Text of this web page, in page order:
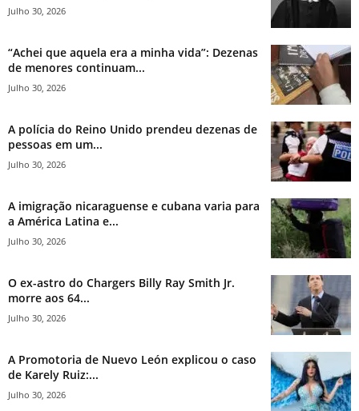
Julho 30, 2026
“Achei que aquela era a minha vida”: Dezenas
de menores continuam...
Julho 30, 2026
A polícia do Reino Unido prendeu dezenas de
pessoas em um...
Julho 30, 2026
A imigração nicaraguense e cubana varia para
a América Latina e...
Julho 30, 2026
O ex-astro do Chargers Billy Ray Smith Jr.
morre aos 64...
Julho 30, 2026
A Promotoria de Nuevo León explicou o caso
de Karely Ruiz:...
Julho 30, 2026